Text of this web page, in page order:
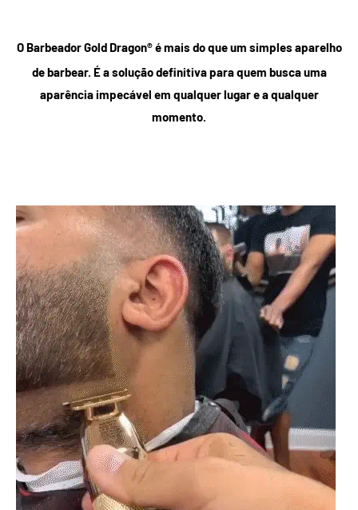
O Barbeador Gold Dragon® é mais do que um simples aparelho
de barbear. É a solução definitiva para quem busca uma
aparência impecável em qualquer lugar e a qualquer
momento.